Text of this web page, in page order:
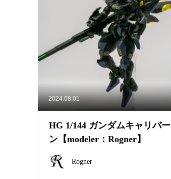
2024.08.01
HG 1/144 ガンダムキャリバー
ン【modeler：Rogner】
Rogner